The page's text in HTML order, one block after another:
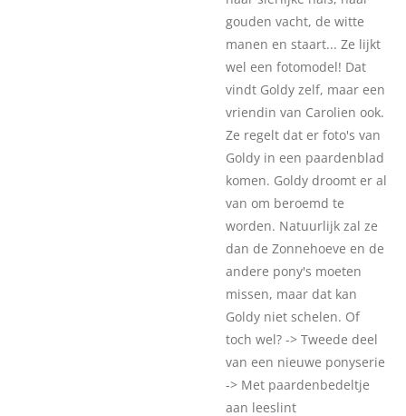
gouden vacht, de witte
manen en staart... Ze lijkt
wel een fotomodel! Dat
vindt Goldy zelf, maar een
vriendin van Carolien ook.
Ze regelt dat er foto's van
Goldy in een paardenblad
komen. Goldy droomt er al
van om beroemd te
worden. Natuurlijk zal ze
dan de Zonnehoeve en de
andere pony's moeten
missen, maar dat kan
Goldy niet schelen. Of
toch wel? -> Tweede deel
van een nieuwe ponyserie
-> Met paardenbedeltje
aan leeslint